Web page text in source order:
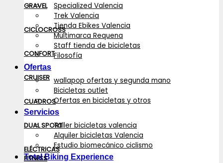
Specialized Valencia
Trek Valencia
Tienda Ebikes Valencia
Multimarca Requena
Staff tienda de bicicletas
Filosofía
Ofertas
wallapop ofertas y segunda mano
Bicicletas outlet
Ofertas en bicicletas y otros
Servicios
Taller bicicletas valencia
Alquiler bicicletas Valencia
Estudio biomecánico ciclismo
Total Biking Experience
GRAVEL
CICLOCROSS
CONFORT
CRUISER
CUADROS
DUAL SPORT
ELÉCTRICAS
FITNESS